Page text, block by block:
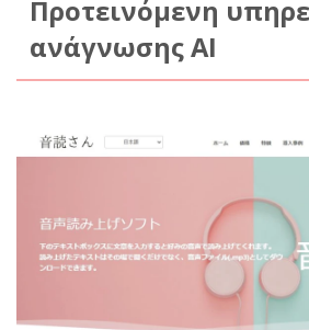
Προτεινόμενη
ανάγνωσης AI